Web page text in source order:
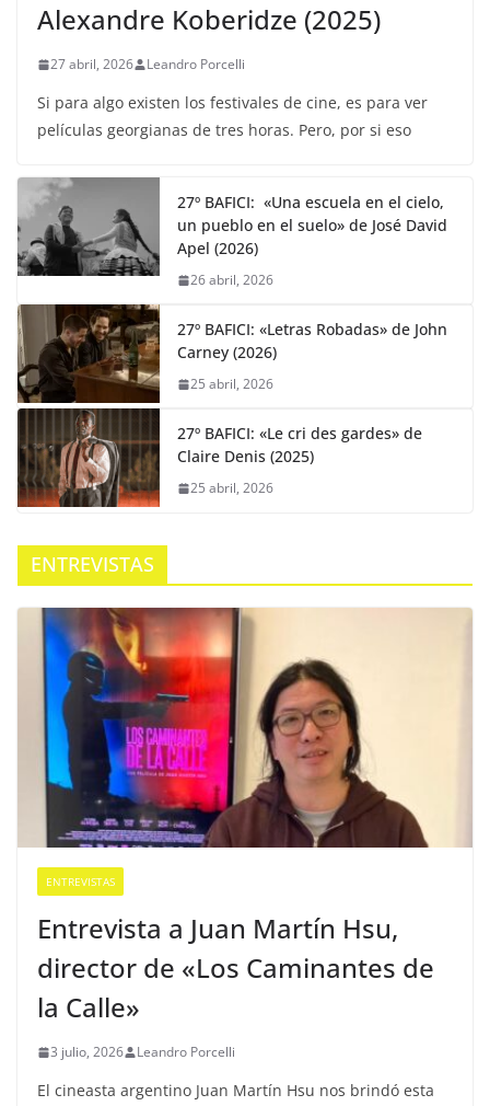
Alexandre Koberidze (2025)
27 abril, 2026 Leandro Porcelli
Si para algo existen los festivales de cine, es para ver
películas georgianas de tres horas. Pero, por si eso
27º BAFICI: «Una escuela en el cielo,
un pueblo en el suelo» de José David
Apel (2026)
26 abril, 2026
27º BAFICI: «Letras Robadas» de John
Carney (2026)
25 abril, 2026
27º BAFICI: «Le cri des gardes» de
Claire Denis (2025)
25 abril, 2026
ENTREVISTAS
ENTREVISTAS
Entrevista a Juan Martín Hsu,
director de «Los Caminantes de
la Calle»
3 julio, 2026 Leandro Porcelli
El cineasta argentino Juan Martín Hsu nos brindó esta